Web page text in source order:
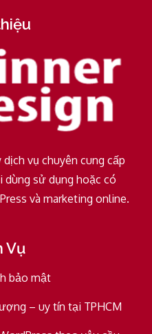
dịch vụ chuyên cung cấp
dùng sử dụng hoặc có
và marketing online.
Vụ
bảo mật
– uy tín tại TPHCM